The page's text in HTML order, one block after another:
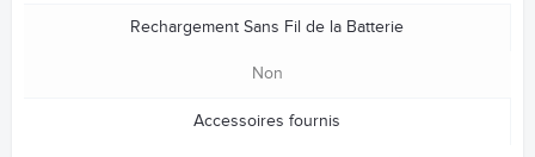
Rechargement Sans Fil de la Batterie
Non
Accessoires fournis